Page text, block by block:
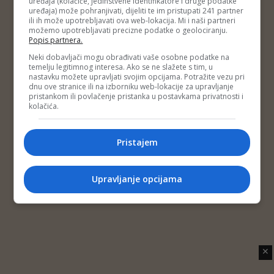
Impressum
Kontakt Marketing
Privatnost korisnika
O nama
✕
uređaja) može pohranjivati, dijeliti te im pristupati 241 partner
ili ih može upotrebljavati ova web-lokacija. Mi i naši partneri
možemo upotrebljavati precizne podatke o geolociranju.
Popis partnera.
Neki dobavljači mogu obrađivati vaše osobne podatke na
temelju legitimnog interesa. Ako se ne slažete s tim, u
nastavku možete upravljati svojim opcijama. Potražite vezu pri
dnu ove stranice ili na izborniku web-lokacije za upravljanje
pristankom ili povlačenje pristanka u postavkama privatnosti i
kolačića.
Pristajem
Upravljanje opcijama